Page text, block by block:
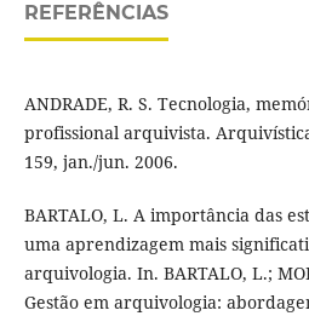
REFERÊNCIAS
ANDRADE, R. S. Tecnologia,
profissional arquivista.
159, jan./jun. 2006.
BARTALO, L. A importância das
uma aprendizagem mais
arquivologia. In. BARTALO, L.;
Gestão em arquivologia: